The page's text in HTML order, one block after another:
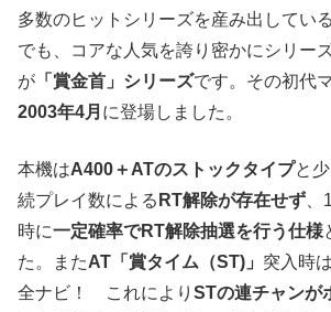
多数のヒットシリーズを産み出してい
でも、コアな人気を誇り密かにシリー
が 「賞金首」シリーズです。その初代
2003年4月 に登場しました。
本機はA400＋ATのストックタイプと
続プレイ数による RT解除が存在せず
時に一定確率でRT解除抽選を行う仕様
た。またAT「賞タイム（ST)」 突入時
全ナビ！ これにより STの連チャンが